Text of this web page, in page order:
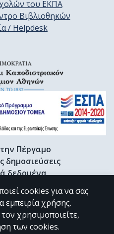
του ΕΚΠΑ
Βιβλιοθηκών
/ Helpdesk
Πέργαμο
δημοσιεύσεις
δεδομένα
& Γκρίζα βιβλιογραφία
cookies για να σας
εμπειρία χρήσης.
χρησιμοποιείτε,
των cookies.